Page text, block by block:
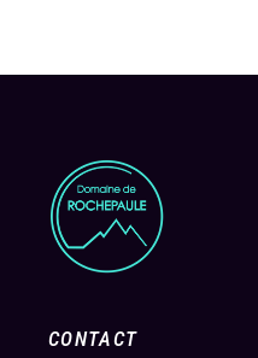
CONTACT